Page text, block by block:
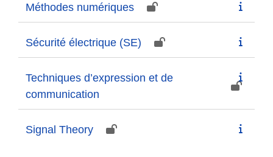
Méthodes numériques
Sécurité électrique (SE)
Techniques d’expression et de
communication
Signal Theory